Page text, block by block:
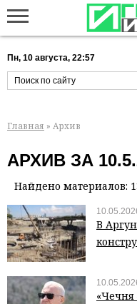
Пн, 10 августа, 22:57
Главная » Архив
АРХИВ ЗА
Найдено материалов:
В
«Чечня